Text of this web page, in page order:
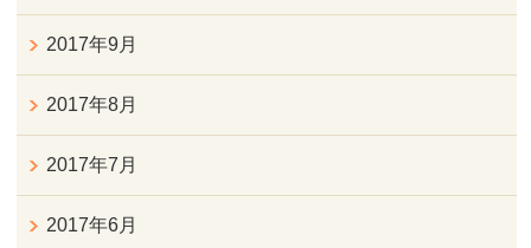
2017年9月
2017年8月
2017年7月
2017年6月